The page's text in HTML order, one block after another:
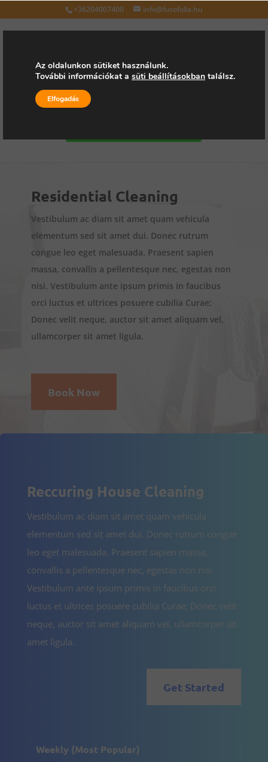
+36204007400 info@futofolia.hu
Válasszon oldalt
Residential Cleaning
Vestibulum ac diam sit amet quam vehicula
elementum sed sit amet dui. Donec rutrum
congue leo eget malesuada. Praesent sapien
massa, convallis a pellentesque nec, egestas non
nisi. Vestibulum ante ipsum primis in faucibus
orci luctus et ultrices posuere cubilia Curae;
Donec velit neque, auctor sit amet aliquam vel,
ullamcorper sit amet ligula.
Book Now
Reccuring House Cleaning
Vestibulum ac diam sit amet quam vehicula
elementum sed sit amet dui. Donec rutrum congue
leo eget malesuada. Praesent sapien massa,
convallis a pellentesque nec, egestas non nisi.
Vestibulum ante ipsum primis in faucibus orci
luctus et ultrices posuere cubilia Curae; Donec velit
neque, auctor sit amet aliquam vel, ullamcorper sit
amet ligula.
Get Started
Weekly (Most Popular)
Az oldalunkon sütiket használunk.
További információkat a süti beállításokban találsz.
Elfogadás